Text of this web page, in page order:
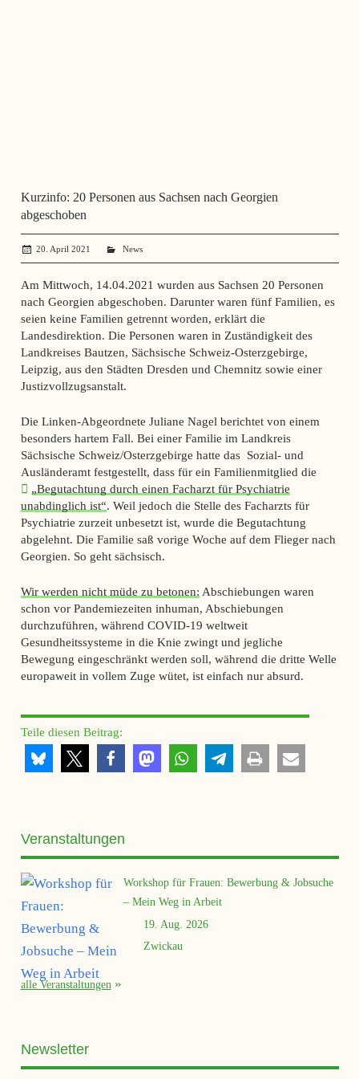
Kurzinfo: 20 Personen aus Sachsen nach Georgien
abgeschoben
20. April 2021 administrator
News
Am Mittwoch, 14.04.2021 wurden aus Sachsen 20 Personen
nach Georgien abgeschoben. Darunter waren fünf Familien, es
seien keine Familien getrennt worden, erklärt die
Landesdirektion. Die Personen waren in Zuständigkeit des
Landkreises Bautzen, Sächsische Schweiz-Osterzgebirge,
Leipzig, aus den Städten Dresden und Chemnitz sowie einer
Justizvollzugsanstalt.
Die Linken-Abgeordnete Juliane Nagel berichtet von einem
besonders hartem Fall. Bei einer Familie im Landkreis
Sächsische Schweiz/Osterzgebirge hatte das Sozial- und
Ausländeramt festgestellt, dass für ein Familienmitglied die
„Begutachtung durch einen Facharzt für Psychiatrie
unabdinglich ist“. Weil jedoch die Stelle des Facharzts für
Psychiatrie zurzeit unbesetzt ist, wurde die Begutachtung
abgelehnt. Die Familie saß vorige Woche auf dem Flieger nach
Georgien. So geht sächsisch.
Wir werden nicht müde zu betonen: Abschiebungen waren
schon vor Pandemiezeiten inhuman, Abschiebungen
durchzuführen, während COVID-19 weltweit
Gesundheitssysteme in die Knie zwingt und jegliche
Bewegung eingeschränkt werden soll, während die dritte Welle
europaweit in vollem Zuge wütet, ist einfach nur absurd.
Teile diesen Beitrag:
Veranstaltungen
Workshop für Frauen: Bewerbung & Jobsuche
– Mein Weg in Arbeit
19. Aug. 2026
Zwickau
alle Veranstaltungen
Newsletter